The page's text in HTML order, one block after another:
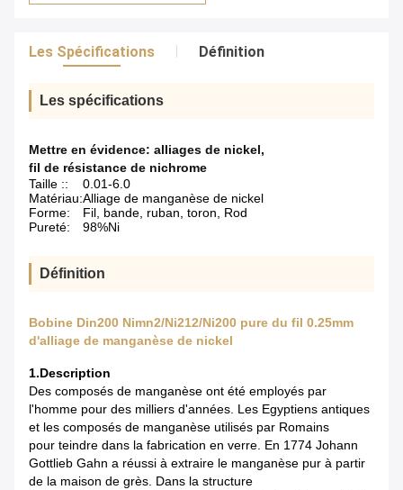
Les Spécifications Définition
Les spécifications
Mettre en évidence: alliages de nickel,
fil de résistance de nichrome
Taille ::
0.01-6.0
Matériau:Alliage de manganèse de nickel
Forme:
Fil, bande, ruban, toron, Rod
Pureté:
98%Ni
Définition
Bobine Din200 Nimn2/Ni212/Ni200 pure du fil 0.25mm
d'alliage de manganèse de nickel
1.Description
Des composés de manganèse ont été employés par
l'homme pour des milliers d'années. Les Egyptiens antiques
et les composés de manganèse utilisés par Romains
pour teindre dans la fabrication en verre. En 1774 Johann
Gottlieb Gahn a réussi à extraire le manganèse pur à partir
de la maison de grès. Dans la structure